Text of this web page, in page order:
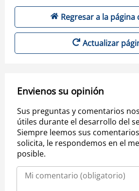
Regresar a la página
Actualizar
Envienos su opinión
Sus preguntas y comentarios
útiles durante el desarrollo del
Siempre leemos sus
solicita, le respondemos en el
posible.